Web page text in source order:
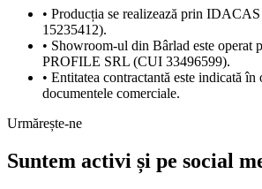
• Producția se realizează prin IDACAS
15235412).
• Showroom-ul din Bârlad este operat
PROFILE SRL (CUI 33496599).
• Entitatea contractantă este indicată în
documentele comerciale.
Urmărește-ne
Suntem activi și pe social